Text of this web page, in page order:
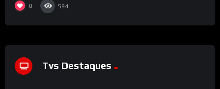
0 594
Tvs Destaques